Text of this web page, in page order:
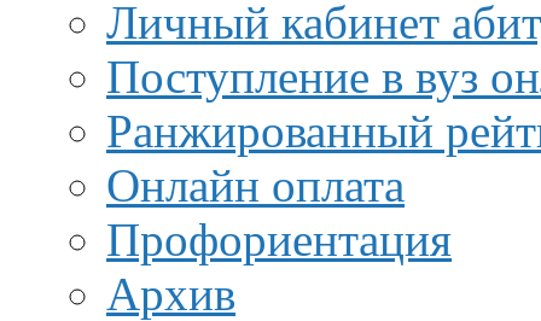
Личный кабинет
Поступление в вуз
Ранжированный
Онлайн оплата
Профориентация
Архив